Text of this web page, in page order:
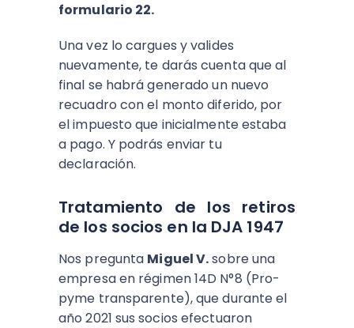
formulario 22.
Una vez lo cargues y valides
nuevamente, te darás cuenta que al
final se habrá generado un nuevo
recuadro con el monto diferido, por
el impuesto que inicialmente estaba
a pago. Y podrás enviar tu
declaración.
Tratamiento de los retiros
de los socios en la DJA 1947
Nos pregunta Miguel V.sobre una
empresa en régimen 14D N°8 (Pro-
pyme transparente), que durante el
año 2021 sus socios efectuaron